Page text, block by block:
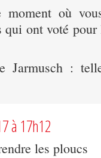
moment où
ont voté pour
Jarmusch :
à 17h12
les ploucs